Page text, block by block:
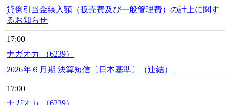
貸倒引当金繰入額（販売費及び一般管理費）の計上に関す
るお知らせ
17:00
ナガオカ （6239）
2026年６月期 決算短信〔日本基準〕（連結）
17:00
ナガオカ （6239）